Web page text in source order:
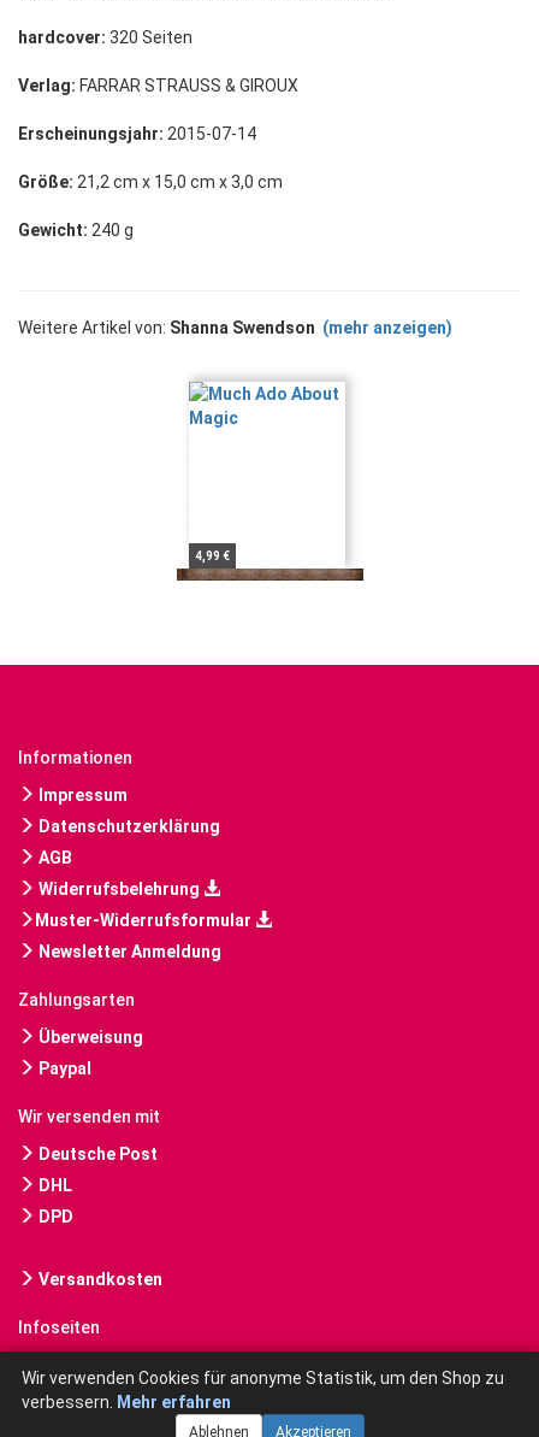
hardcover: 320 Seiten
Verlag: FARRAR STRAUSS & GIROUX
Erscheinungsjahr: 2015-07-14
Größe: 21,2 cm x 15,0 cm x 3,0 cm
Gewicht: 240 g
Weitere Artikel von: Shanna Swendson (mehr anzeigen)
4,99 €
Informationen
Impressum
Datenschutzerklärung
AGB
Widerrufsbelehrung
Muster-Widerrufsformular
Newsletter Anmeldung
Zahlungsarten
Überweisung
Paypal
Wir versenden mit
Deutsche Post
DHL
DPD
Versandkosten
Infoseiten
Wir verwenden Cookies für anonyme Statistik, um den Shop zu
verbessern.
Mehr erfahren
Ablehnen Akzeptieren